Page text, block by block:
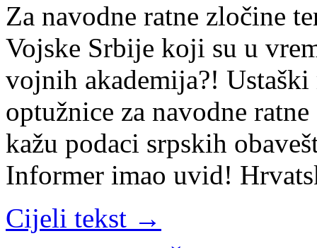
Za navodne ratne zločine
Vojske Srbije koji su u
vojnih akademija?!
optužnice za navodne
kažu podaci srpskih
Informer imao uvid!
Cijeli tekst →